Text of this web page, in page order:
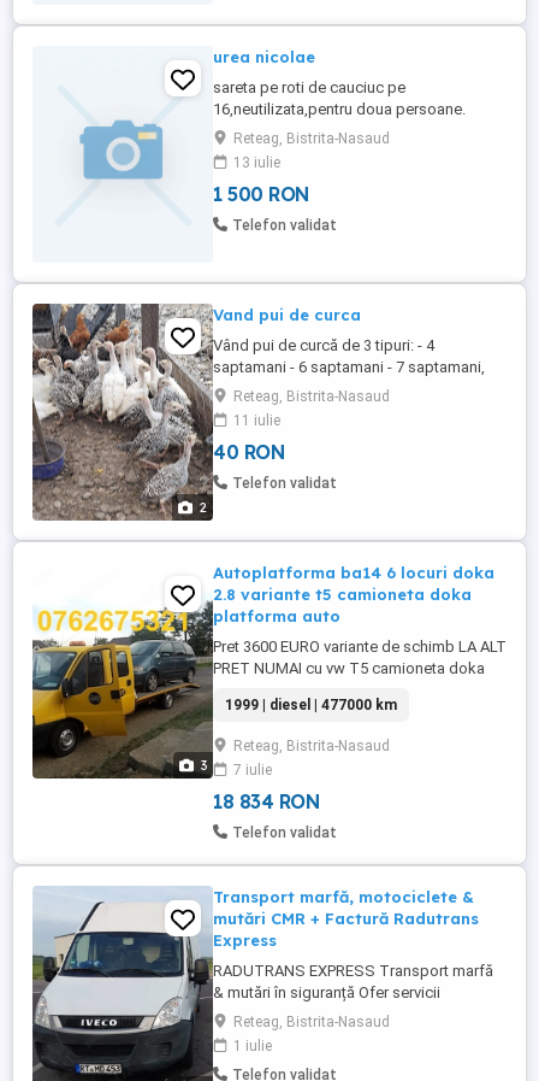
urea nicolae
sareta pe roti de cauciuc pe
16,neutilizata,pentru doua persoane.
Reteag, Bistrita-Nasaud
13 iulie
1 500 RON
Telefon validat
2
Vand pui de curca
Vând pui de curcă de 3 tipuri: - 4
saptamani - 6 saptamani - 7 saptamani,
crescuți natural, la curte, fără lumină
artificială. Sunt sănătoși, activi și au
crescut frumos. Preț: - 40 lei - 55 lei - 65 lei
pe bucată, negociabil în funcție de
cantitate. Ridicare din Reteag, transport nu
Reteag, Bistrita-Nasaud
11 iulie
40 RON
Telefon validat
3
Autoplatforma ba14 6 locuri doka
2.8 variante t5 camioneta doka
platforma auto
Pret 3600 EURO variante de schimb LA ALT
PRET NUMAI cu vw T5 camioneta doka
si diferenta Stare buna de functionare. An
1999. Sasiul a fost reparat si intarit.Aripile
interioare si zona din jurul suportilor de
telescop refacute complet. Trebuie
curatata ...
1999 | diesel | 477000 km
Reteag, Bistrita-Nasaud
7 iulie
18 834 RON
Telefon validat
Transport marfă, motociclete &
mutări CMR + Factură Radutrans
Express
RADUTRANS EXPRESS Transport marfă
& mutări în siguranță Ofer servicii
profesionale de transport: Transport
marfă generală Mutări apartamente case
Transport mobilă și electrocasnice
Reteag, Bistrita-Nasaud
1 iulie
Telefon validat